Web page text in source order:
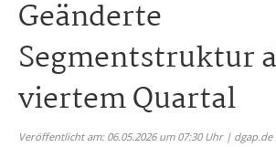
Geänderte
Segmentstruktur
viertem Quartal
Veröffentlicht am: 06.05.2026 um 07:30 Uhr | dgap.de